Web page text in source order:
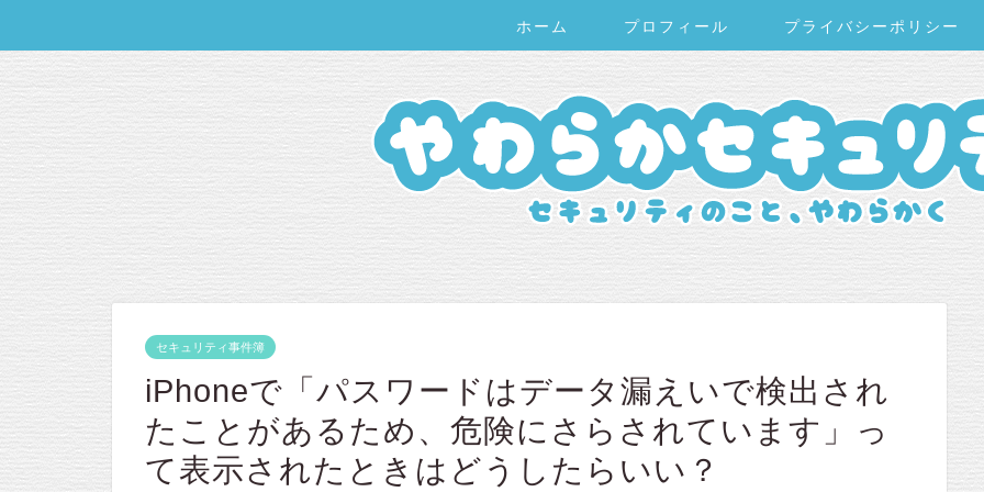
ホーム プロフィール プライバシーポリシー
セキュリティ事件簿
iPhoneで「パスワードはデータ漏えいで検出され
たことがあるため、危険にさらされています」っ
て表示されたときはどうしたらいい？